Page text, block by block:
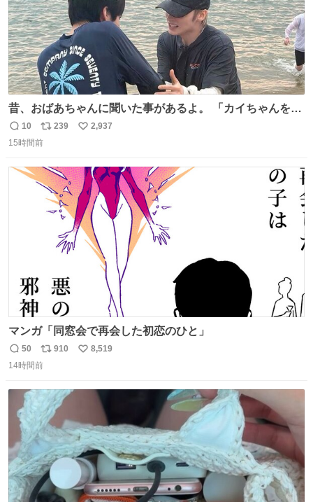
昔、おばあちゃんに聞いた事があるよ。 「カイちゃんをい
じめると、アイツが海から上がって来るぞ。」って。
返
信
10
リ
ポ
ト
数
239
い
数
2,937
15時間前
マンガ「同窓会で再会した初恋のひと」
返
信
50
リ
ポ
ト
数
910
い
8,519
14時間前